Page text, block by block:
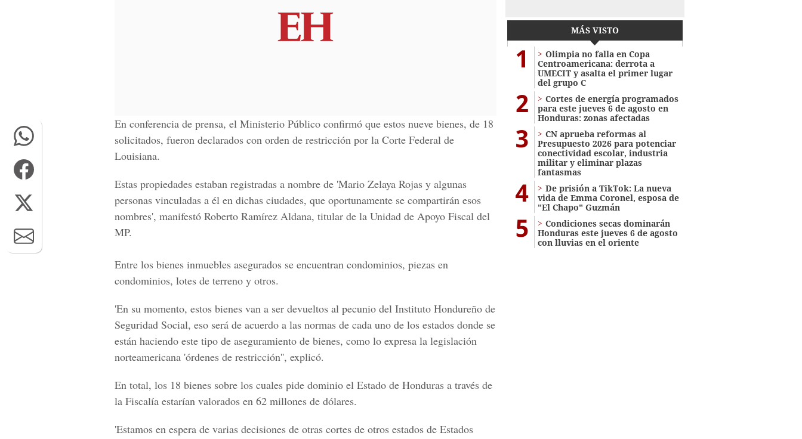
En conferencia de prensa, el Ministerio Público confirmó que estos nueve bienes, de 18
solicitados, fueron declarados con orden de restricción por la Corte Federal de
Louisiana.
Estas propiedades estaban registradas a nombre de 'Mario Zelaya Rojas y algunas
personas vinculadas a él en dichas ciudades, que oportunamente se compartirán esos
nombres', manifestó Roberto Ramírez Aldana, titular de la Unidad de Apoyo Fiscal del
MP.
Entre los bienes inmuebles asegurados se encuentran condominios, piezas en
condominios, lotes de terreno y otros.
'En su momento, estos bienes van a ser devueltos al pecunio del Instituto Hondureño de
Seguridad Social, eso será de acuerdo a las normas de cada uno de los estados donde se
están haciendo este tipo de aseguramiento de bienes, como lo expresa la legislación
norteamericana 'órdenes de restricción'', explicó.
En total, los 18 bienes sobre los cuales pide dominio el Estado de Honduras a través de
la Fiscalía estarían valorados en 62 millones de dólares.
'Estamos en espera de varias decisiones de otras cortes de otros estados de Estados
MÁS VISTO
1
Olimpia no falla en Copa
Centroamericana: derrota a
UMECIT y asalta el primer lugar
del grupo C
2
Cortes de energía programados
para este jueves 6 de agosto en
Honduras: zonas afectadas
3
CN aprueba reformas al
Presupuesto 2026 para potenciar
conectividad escolar, industria
militar y eliminar plazas
fantasmas
4
De prisión a TikTok: La nueva
vida de Emma Coronel, esposa de
"El Chapo" Guzmán
5
Condiciones secas dominarán
Honduras este jueves 6 de agosto
con lluvias en el oriente